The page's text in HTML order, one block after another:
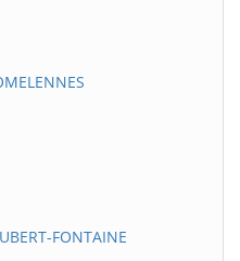
FONTAINE